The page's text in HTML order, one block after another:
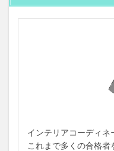
インテリアコーディネ
これまで多くの合格